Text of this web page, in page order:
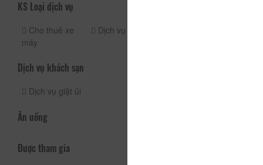
KS Loại dịch vụ
Cho thuê xe
máy
Dịch vụ taxi
Dịch vụ khách sạn
Dịch vụ giặt ủi
Ăn uống
Được tham gia